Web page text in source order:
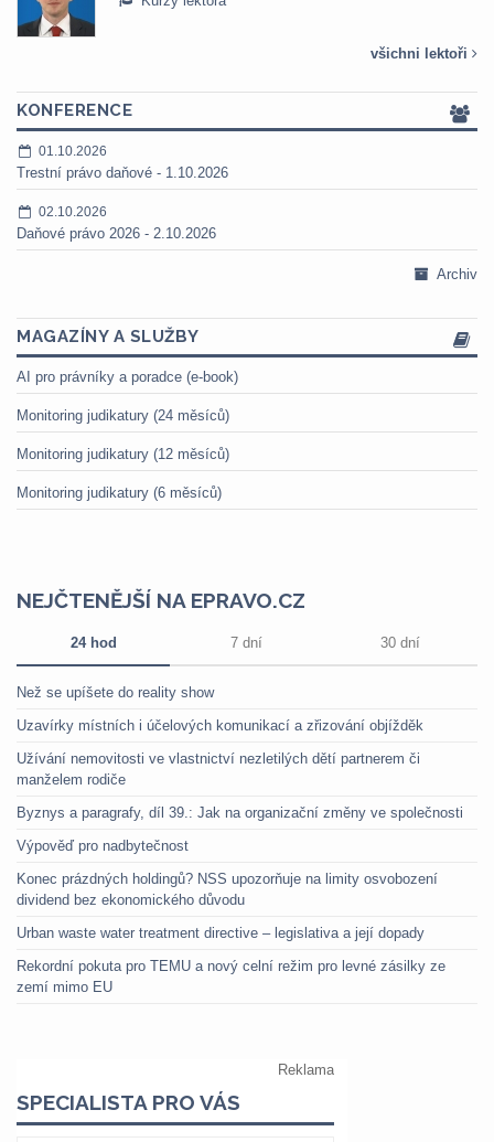
všichni lektoři
KONFERENCE
01.10.2026
Trestní právo daňové - 1.10.2026
02.10.2026
Daňové právo 2026 - 2.10.2026
Archiv
MAGAZÍNY A SLUŽBY
AI pro právníky a poradce (e-book)
Monitoring judikatury (24 měsíců)
Monitoring judikatury (12 měsíců)
Monitoring judikatury (6 měsíců)
NEJČTENĚJŠÍ NA EPRAVO.CZ
24 hod 7 dní 30 dní
Než se upíšete do reality show
Uzavírky místních i účelových komunikací a zřizování objížděk
Užívání nemovitosti ve vlastnictví nezletilých dětí partnerem či
manželem rodiče
Byznys a paragrafy, díl 39.: Jak na organizační změny ve společnosti
Výpověď pro nadbytečnost
Konec prázdných holdingů? NSS upozorňuje na limity osvobození
dividend bez ekonomického důvodu
Urban waste water treatment directive – legislativa a její dopady
Rekordní pokuta pro TEMU a nový celní režim pro levné zásilky ze
zemí mimo EU